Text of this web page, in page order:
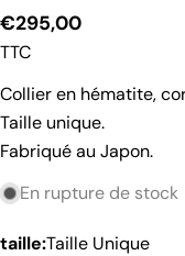
Prix
€295,00
TTC
Collier en hématite,
Taille unique.
Fabriqué au Japon.
En rupture de stock
taille:Taille Unique
Partager ce
Partager